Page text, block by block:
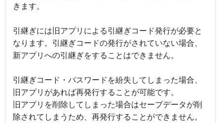
きます。
引継ぎには旧アプリによる引継ぎコード発行が必要と
なります。引継ぎコードの発行がされていない場合、
新アプリへの引継ぎをすることはできません。
引継ぎコード・パスワードを紛失してしまった場合、
旧アプリがあれば再発行することが可能です。
旧アプリを削除してしまった場合はセーブデータが削
除されてしまうため、再発行することができません。